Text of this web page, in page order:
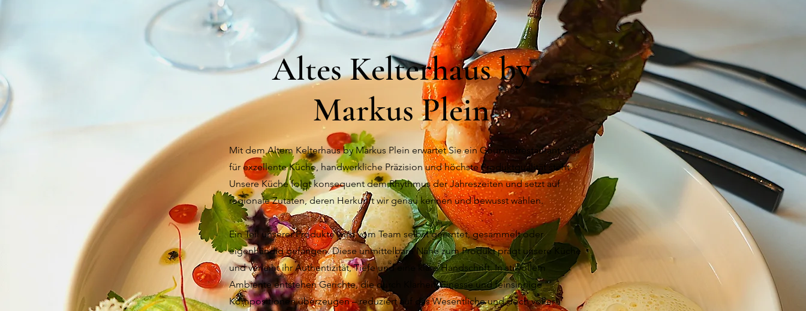
Altes Kelterhaus by
Markus Plein
Mit dem Altem Kelterhaus by Markus Plein erwartet Sie ein Gourmetrestaurant, das
für exzellente Küche, handwerkliche Präzision und höchste Produktqualität steht.
Unsere Küche folgt konsequent dem Rhythmus der Jahreszeiten und setzt auf
regionale Zutaten, deren Herkunft wir genau kennen und bewusst wählen.
Ein Teil unserer Produkte wird vom Team selbst geerntet, gesammelt oder
eigenhändig gefangen. Diese unmittelbare Nähe zum Produkt prägt unsere Küche
und verleiht ihr Authentizität, Tiefe und eine klare Handschrift. In stilvollem
Ambiente entstehen Gerichte, die durch Klarheit, Finesse und feinsinnige
Kompositionen überzeugen – reduziert auf das Wesentliche und doch voller